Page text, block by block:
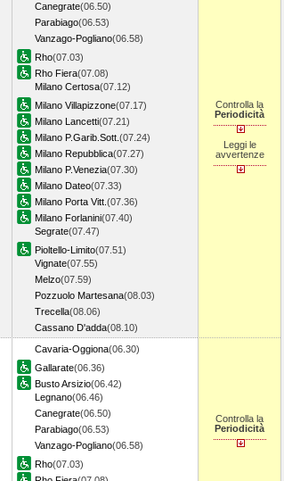
Canegrate(06.50)
Parabiago(06.53)
Vanzago-Pogliano(06.58)
Rho(07.03)
Rho Fiera(07.08)
Milano Certosa(07.12)
Milano Villapizzone(07.17)
Milano Lancetti(07.21)
Milano P.Garib.Sott. (07.24)
Milano Repubblica(07.27)
Milano P.Venezia(07.30)
Milano Dateo(07.33)
Milano Porta Vitt. (07.36)
Milano Forlanini(07.40)
Segrate(07.47)
Pioltello-Limito(07.51)
Vignate(07.55)
Melzo(07.59)
Pozzuolo Martesana(08.03)
Trecella(08.06)
Cassano D'adda(08.10)
Controlla la
Periodicità
Leggi le
avvertenze
Cavaria-Oggiona(06.30)
Gallarate(06.36)
Busto Arsizio(06.42)
Legnano(06.46)
Canegrate(06.50)
Parabiago(06.53)
Vanzago-Pogliano(06.58)
Rho(07.03)
Controlla la
Periodicità